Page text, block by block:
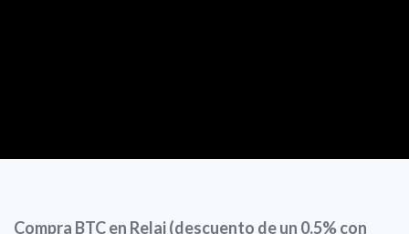
Compra BTC en Relai (descuento de un 0.5% con